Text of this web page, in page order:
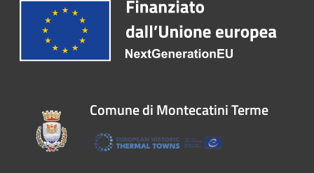
Comune di Montecatini Terme